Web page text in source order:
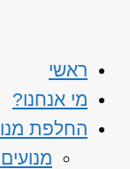
ראשי
מי אנחנו?
החלפת